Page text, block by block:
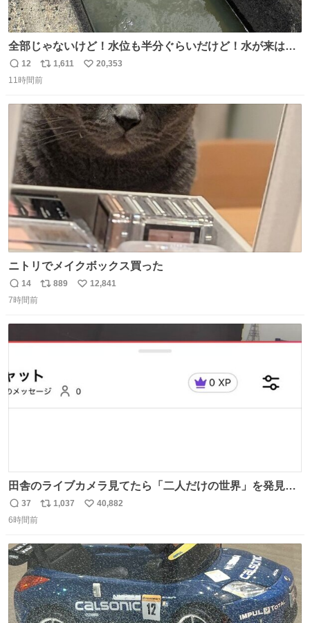
全部じゃないけど！水位も半分ぐらいだけど！水が来はじ
めたよ！！！ 作業してくれた方々ありがとーーー
ー！！！！！！！！！！！！！！！！！！！！！！！！！
返
信
12
リ
ポ
ト
数
1,611
い
数
20,353
11時間前
ニトリでメイクボックス買った
返
信
14
リ
889
い
12,841
7時間前
田舎のライブカメラ見てたら「二人だけの世界」を発見し
た
返
信
37
リ
ト
数
1,037
い
数
40,882
6時間前